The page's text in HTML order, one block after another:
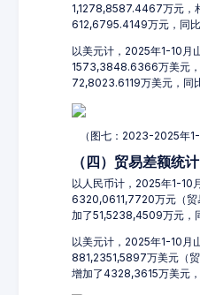
1,1278,8587.4467万元，
612,6795.4149万元，同
以美元计，2025年1-10月
1573,3848.6366万美元
72,8023.6119万美元，同
（图七：2023-2025年
（四）贸易差额统计
以人民币计，2025年1-10
6320,0611,7720万元（贸
加了51,5238,4509万元，
以美元计，2025年1-10月
881,2351,5897万美元（
增加了4328,3615万美元